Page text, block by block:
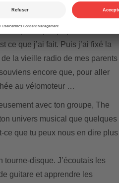
un problème : comment
son ? Un ami, qui était
téléphonique (la partie
ce que j’ai fait. Puis j’ai fixé la
la vieille radio de mes parents
encore que, pour aller
au vélomoteur …
avec ton groupe, The
univers musical que quelques
ce que tu peux nous en dire plus
tourne-disque. J’écoutais les
guitare et apprendre les